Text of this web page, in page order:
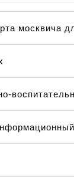
москвича